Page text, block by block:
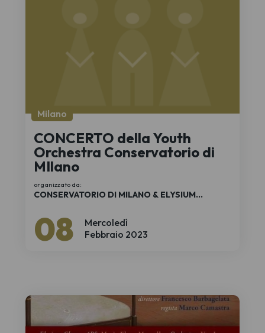
Mercoledì
08 Febbraio 2023
Milano
CONCERTO della Youth
Orchestra Conservatorio di
MIlano
organizzato da:
CONSERVATORIO DI MILANO & ELYSIUM